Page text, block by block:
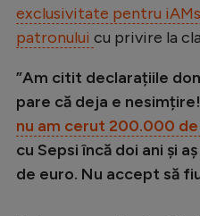
Alte sporturi
JO 2024
JO 2026
exclusivitate pentru
patronului cu privire la
”Am citit declarațiile
pare că deja e nesimțire!
nu am cerut 200.000
cu Sepsi încă doi ani și
de euro. Nu accept să